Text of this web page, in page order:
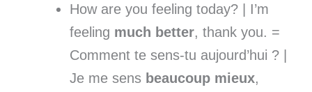
How are you feeling today? | I’m
feeling much better, thank you. =
Comment te sens-tu aujourd’hui ? |
Je me sens beaucoup mieux,